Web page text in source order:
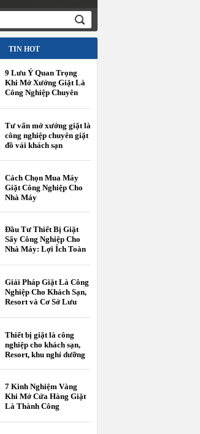
TIN HOT
9 Lưu Ý Quan Trọng
Khi Mở Xưởng Giặt Là
Công Nghiệp Chuyên
Tư vấn mở xưởng giặt là
công nghiệp chuyên giặt
đồ vải khách sạn
Cách Chọn Mua Máy
Giặt Công Nghiệp Cho
Nhà Máy
Đầu Tư Thiết Bị Giặt
Sấy Công Nghiệp Cho
Nhà Máy: Lợi Ích Toàn
Giải Pháp Giặt Là Công
Nghiệp Cho Khách Sạn,
Resort và Cơ Sở Lưu
Thiết bị giặt là công
nghiệp cho khách sạn,
Resort, khu nghỉ dưỡng
7 Kinh Nghiệm Vàng
Khi Mở Cửa Hàng Giặt
Là Thành Công